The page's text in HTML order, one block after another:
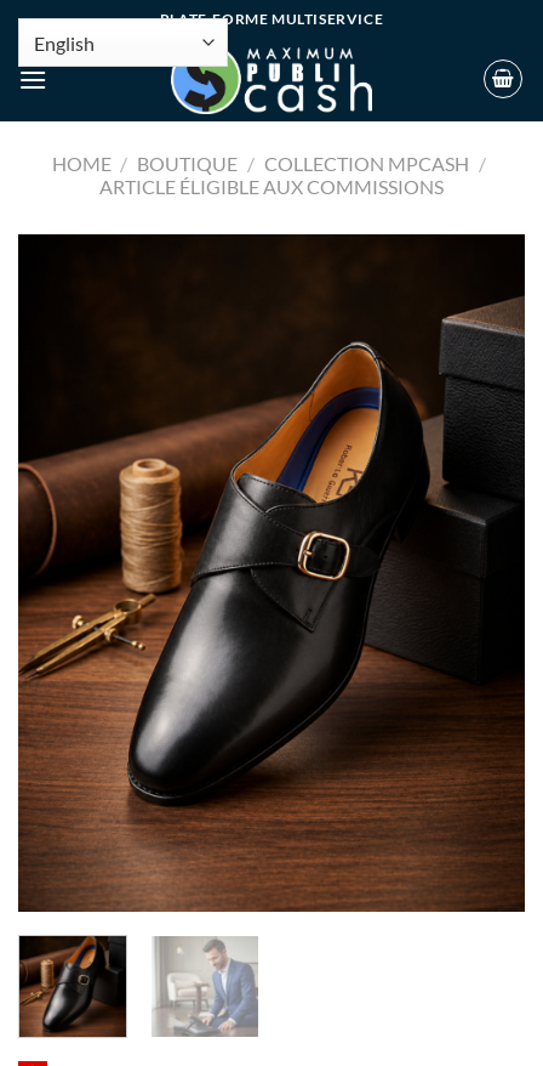
PLATE-FORME MULTISERVICE
HOME / BOUTIQUE / COLLECTION MPCASH /
ARTICLE ÉLIGIBLE AUX COMMISSIONS